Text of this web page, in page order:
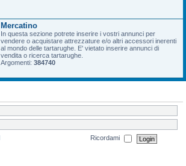
Mercatino
In questa sezione potrete inserire i vostri annunci per
vendere o acquistare attrezzature e/o altri accessori inerenti
al mondo delle tartarughe. E' vietato inserire annunci di
vendita o ricerca tartarughe.
Argomenti: 384740
Ricordami